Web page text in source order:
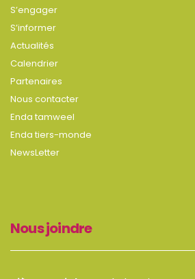
S’engager
S’informer
Actualités
Calendrier
Partenaires
Nous contacter
Enda tamweel
Enda tiers-monde
NewsLetter
Nous joindre